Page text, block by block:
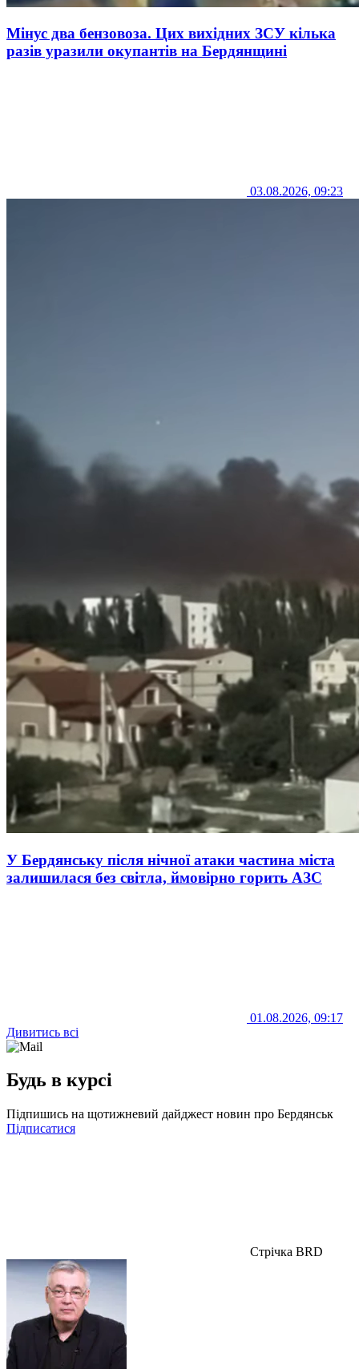
Мінус два бензовоза. Цих вихідних ЗСУ кілька
разів уразили окупантів на Бердянщині
03.08.2026, 09:23
У Бердянську після нічної атаки частина міста
залишилася без світла, ймовірно горить АЗС
01.08.2026, 09:17
Дивитись всі
Будь в курсі
Підпишись на щотижневий дайджест новин про Бердянськ
Підписатися
Стрічка BRD